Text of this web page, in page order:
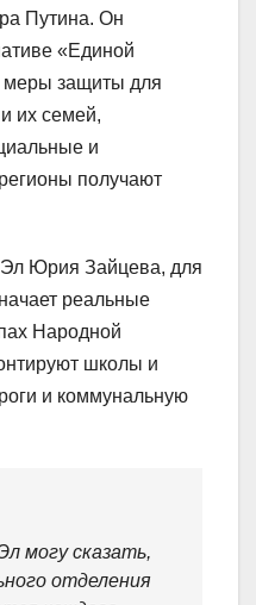
Путина. Он
«Единой
меры защиты для
их семей,
и
получают
Юрия Зайцева, для
реальные
Народной
школы и
и коммунальную
могу сказать,
отделения